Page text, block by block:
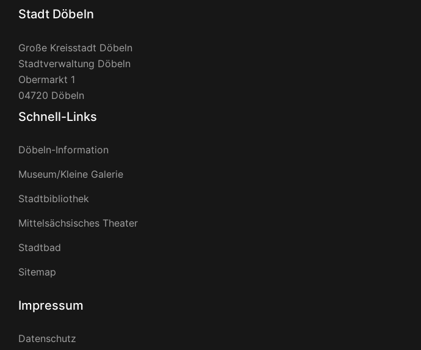
Stadt Döbeln
Große Kreisstadt Döbeln
Stadtverwaltung Döbeln
Obermarkt 1
04720 Döbeln
Schnell-Links
Döbeln-Information
Museum/Kleine Galerie
Stadtbibliothek
Mittelsächsisches Theater
Stadtbad
Sitemap
Impressum
Datenschutz